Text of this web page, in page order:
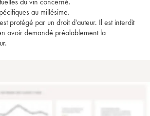
au millésime.
protégé par un droit d'auteur. Il est interdit
avoir demandé préalablement la